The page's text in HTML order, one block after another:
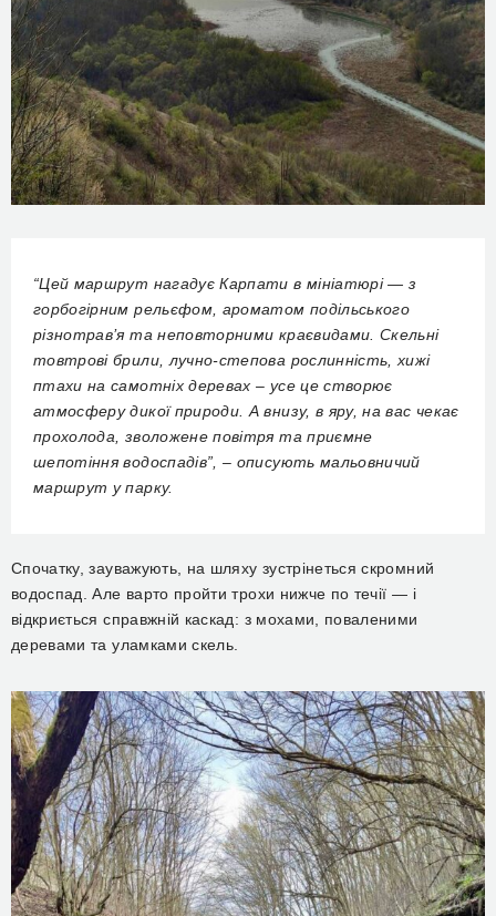
“Цей маршрут нагадує Карпати в мініатюрі — з
горбогірним рельєфом, ароматом подільського
різнотрав’я та неповторними краєвидами. Скельні
товтрові брили, лучно-степова рослинність, хижі
птахи на самотніх деревах – усе це створює
атмосферу дикої природи. А внизу, в яру, на вас чекає
прохолода, зволожене повітря та приємне
шепотіння водоспадів”, – описують мальовничий
маршрут у парку.
Спочатку, зауважують, на шляху зустрінеться скромний
водоспад. Але варто пройти трохи нижче по течії — і
відкриється справжній каскад: з мохами, поваленими
деревами та уламками скель.